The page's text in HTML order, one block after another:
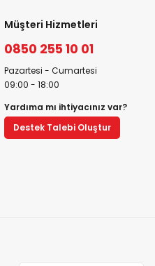
Müşteri Hizmetleri
0850 255 10 01
Pazartesi - Cumartesi
09:00 - 18:00
Yardıma mı ihtiyacınız var?
Destek Talebi Oluştur